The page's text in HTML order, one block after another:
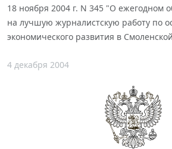
18 ноября 2004 г. N 345 "О ежегодном
на лучшую журналистскую работу по
экономического развития в
4 декабря 2004